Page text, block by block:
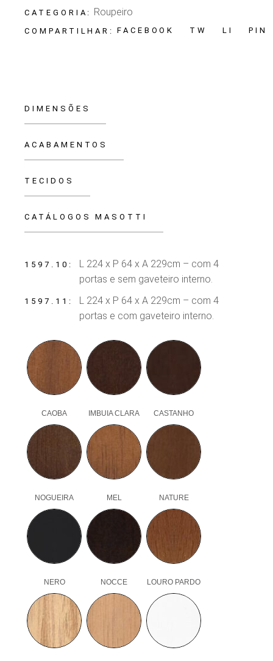
CATEGORIA: Roupeiro
COMPARTILHAR: FACEBOOK TW LI PIN
DIMENSÕES
ACABAMENTOS
TECIDOS
CATÁLOGOS MASOTTI
1597.10
L 224 x P 64 x A 229cm – com 4
portas e sem gaveteiro interno.
1597.11
L 224 x P 64 x A 229cm – com 4
portas e com gaveteiro interno.
CAOBA IMBUIA CLARA CASTANHO
NOGUEIRA MEL NATURE
NERO NOCCE LOURO PARDO